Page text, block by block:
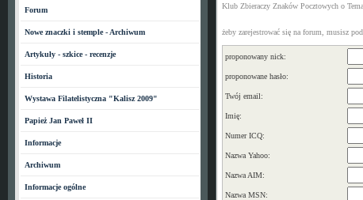
Forum
Nowe znaczki i stemple - Archiwum
Artykuły - szkice - recenzje
Historia
Wystawa Filatelistyczna "Kalisz 2009"
Papież Jan Paweł II
Informacje
Archiwum
Informacje ogólne
Klub Zbieraczy Znaków Pocztowych o
żeby zarejestrować się na forum, musisz
proponowany nick:
proponowane hasło:
Twój email:
Imię:
Numer ICQ:
Nazwa Yahoo:
Nazwa AIM:
Nazwa MSN: